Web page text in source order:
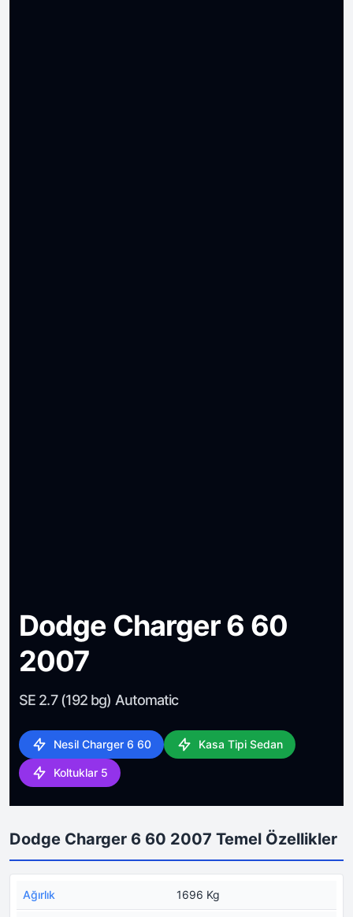
Dodge Charger 6 60
2007
SE 2.7 (192 bg) Automatic
Nesil Charger 6 60 Kasa Tipi Sedan
Koltuklar 5
Dodge Charger 6 60 2007 Temel Özellikler
Ağırlık 1696 Kg